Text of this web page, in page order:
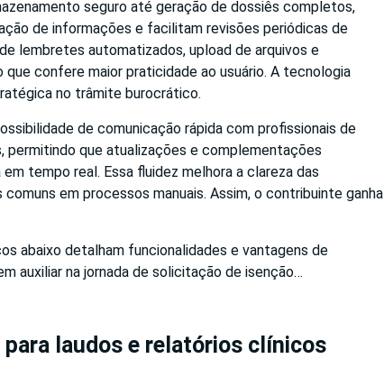
seguro até geração de dossiês completos,
de informações e facilitam revisões periódicas de
lembretes automatizados, upload de arquivos e
confere maior praticidade ao usuário. A tecnologia
no trâmite burocrático.
de comunicação rápida com profissionais de
permitindo que atualizações e complementações
tempo real. Essa fluidez melhora a clareza das
em processos manuais. Assim, o contribuinte ganha
abaixo detalham funcionalidades e vantagens de
auxiliar na jornada de solicitação de isenção…
laudos e relatórios clínicos